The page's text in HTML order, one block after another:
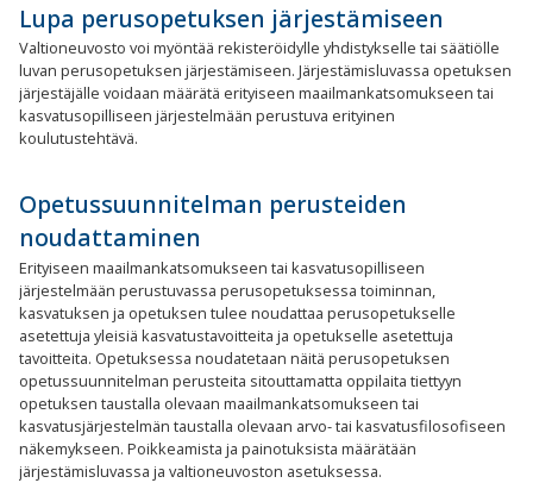
Lupa perusopetuksen järjestämiseen
Valtioneuvosto voi myöntää rekisteröidylle yhdistykselle tai säätiölle
luvan perusopetuksen järjestämiseen. Järjestämisluvassa opetuksen
järjestäjälle voidaan määrätä erityiseen maailmankatsomukseen tai
kasvatusopilliseen järjestelmään perustuva erityinen
koulutustehtävä.
Opetussuunnitelman perusteiden
noudattaminen
Erityiseen maailmankatsomukseen tai kasvatusopilliseen
järjestelmään perustuvassa perusopetuksessa toiminnan,
kasvatuksen ja opetuksen tulee noudattaa perusopetukselle
asetettuja yleisiä kasvatustavoitteita ja opetukselle asetettuja
tavoitteita. Opetuksessa noudatetaan näitä perusopetuksen
opetussuunnitelman perusteita sitouttamatta oppilaita tiettyyn
opetuksen taustalla olevaan maailmankatsomukseen tai
kasvatusjärjestelmän taustalla olevaan arvo- tai kasvatusfilosofiseen
näkemykseen. Poikkeamista ja painotuksista määrätään
järjestämisluvassa ja valtioneuvoston asetuksessa.